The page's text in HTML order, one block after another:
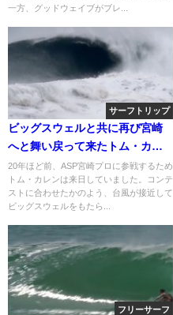
一方、グッドウェイブがブレ...
サーフトリップ
ビッグスウェルと共に再び宮崎
へと舞い戻って来たトム・カレ
ン
20年ほど前、ASP宮崎プロに参戦するため
トム・カレンは来日していました。コンテ
ストに合わせたかのよう、台風が接近して
ビッグスウェルをもたら...
フリーサーフ